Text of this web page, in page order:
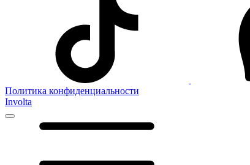
Политика конфиденциальности
Involta